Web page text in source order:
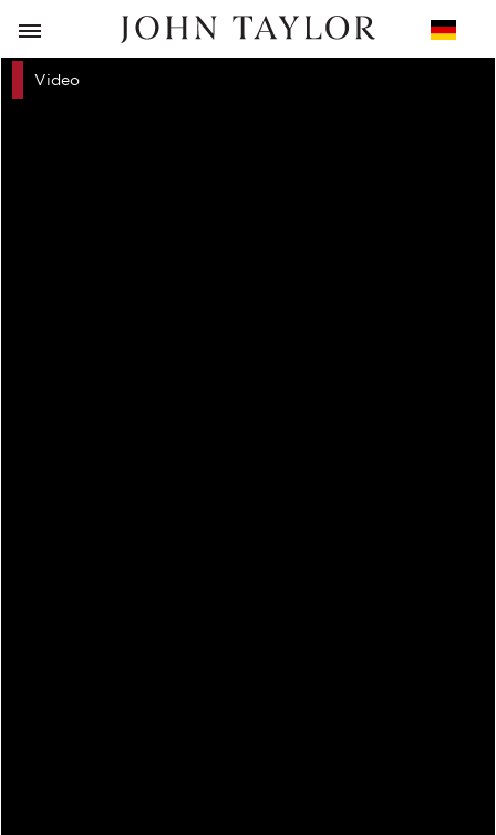
ZURÜCK
Video